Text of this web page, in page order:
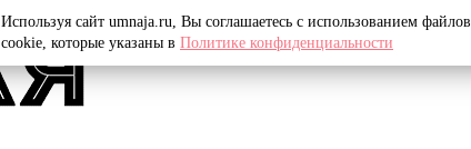
Используя сайт umnaja.ru, Вы соглашаетесь с использованием файлов
cookie, которые указаны в Политике конфиденциальности